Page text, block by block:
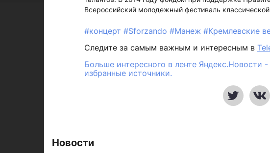
Всероссийский молодежный фестиваль
#концерт #Sforzando #Манеж #Кремлевские
Следите за самым важным и интересным в
Больше интересного в ленте Яндекс.Новости
избранные источники.
Новости